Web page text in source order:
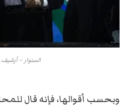
السنوار – أرشيف
وبحسب أقوالها، فإنه قال